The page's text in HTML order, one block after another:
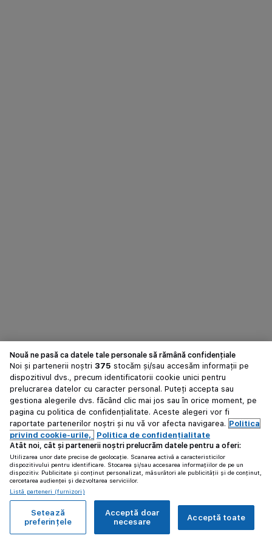
Nouă ne pasă ca datele tale personale să rămână confidențiale
Noi și partenerii noștri 375 stocăm și/sau accesăm informații pe
dispozitivul dvs., precum identificatorii cookie unici pentru
prelucrarea datelor cu caracter personal. Puteți accepta sau
gestiona alegerile dvs. făcând clic mai jos sau în orice moment, pe
pagina cu politica de confidențialitate. Aceste alegeri vor fi
raportate partenerilor noștri și nu vă vor afecta navigarea. Politica
privind cookie-urile,
Politica de confidențialitate
Atât noi, cât și partenerii noștri prelucrăm datele pentru a oferi:
Utilizarea unor date precise de geolocație. Scanarea activă a caracteristicilor
dispozitivului pentru identificare. Stocarea și/sau accesarea informațiilor de pe un
dispozitiv. Publicitate și conținut personalizat, măsurători ale publicității și de conținut,
cercetarea audienței și dezvoltarea serviciilor.
Listă parteneri (furnizori)
Acceptă toate
Acceptă doar
necesare
Setează
preferințele